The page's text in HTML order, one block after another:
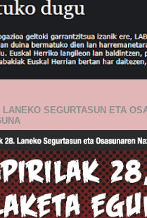
SEGURTASUN ETA